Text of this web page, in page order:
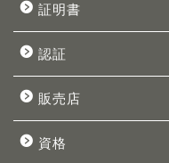
証明書
認証
販売店
資格